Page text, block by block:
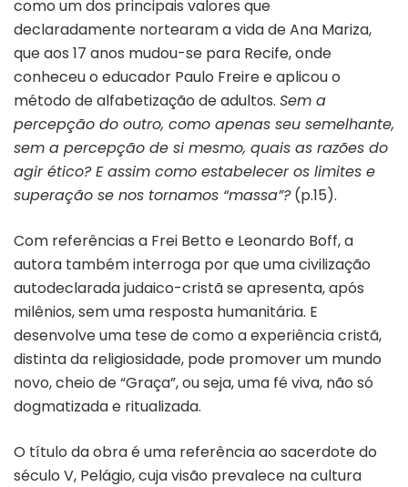
como um dos principais valores que
declaradamente nortearam a vida de Ana Mariza,
que aos 17 anos mudou-se para Recife, onde
conheceu o educador Paulo Freire e aplicou o
método de alfabetização de adultos. Sem a
percepção do outro, como apenas seu semelhante,
sem a percepção de si mesmo, quais as razões do
agir ético? E assim como estabelecer os limites e
superação se nos tornamos “massa”?(p.15).
Com referências a Frei Betto e Leonardo Boff, a
autora também interroga por que uma civilização
autodeclarada judaico-cristã se apresenta, após
milênios, sem uma resposta humanitária. E
desenvolve uma tese de como a experiência cristã,
distinta da religiosidade, pode promover um mundo
novo, cheio de “Graça”, ou seja, uma fé viva, não só
dogmatizada e ritualizada.
O título da obra é uma referência ao sacerdote do
século V, Pelágio, cuja visão prevalece na cultura